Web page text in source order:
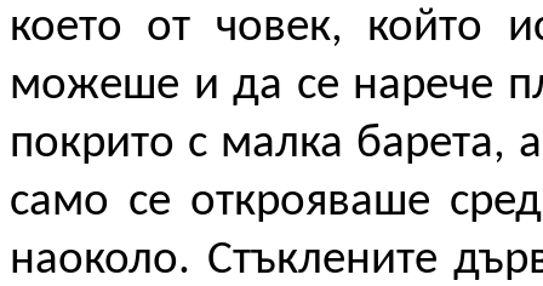
което от човек, който
можеше и да се нарече
покрито с малка барета,
само се открояваше
наоколо. Стъклените